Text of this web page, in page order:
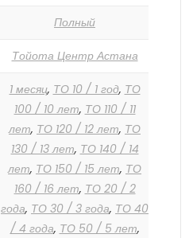
Полный
Тойота Центр Астана
1 месяц, ТО 10 / 1 год, ТО
100 / 10 лет, ТО 110 / 11
лет, ТО 120 / 12 лет, ТО
130 / 13 лет, ТО 140 / 14
лет, ТО 150 / 15 лет, ТО
160 / 16 лет, ТО 20 / 2
года, ТО 30 / 3 года, ТО 40
/ 4 года, ТО 50 / 5 лет,